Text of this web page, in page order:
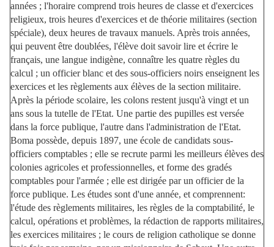
années ; l'horaire comprend trois heures de classe et d'exercices
religieux, trois heures d'exercices et de théorie militaires (section
spéciale), deux heures de travaux manuels. Après trois années,
qui peuvent être doublées, l'élève doit savoir lire et écrire le
français, une langue indigène, connaître les quatre règles du
calcul ; un officier blanc et des sous-officiers noirs enseignent les
exercices et les règlements aux élèves de la section militaire.
Après la période scolaire, les colons restent jusqu'à vingt et un
ans sous la tutelle de l'Etat. Une partie des pupilles est versée
dans la force publique, l'autre dans l'administration de l'Etat.
Boma possède, depuis 1897, une école de candidats sous-
officiers comptables ; elle se recrute parmi les meilleurs élèves des
colonies agricoles et professionnelles, et forme des gradés
comptables pour l'armée ; elle est dirigée par un officier de la
force publique. Les études sont d'une année, et comprennent:
l'étude des règlements militaires, les règles de la comptabilité, le
calcul, opérations et problèmes, la rédaction de rapports militaires,
les exercices militaires ; le cours de religion catholique se donne